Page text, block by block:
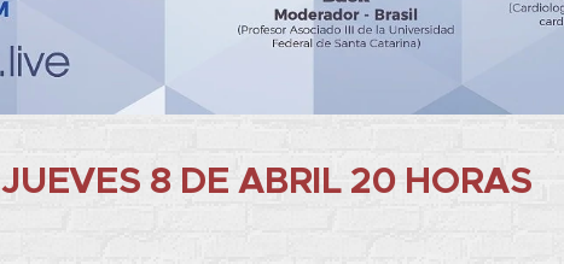
JUEVES 8 DE ABRIL 20 HORAS